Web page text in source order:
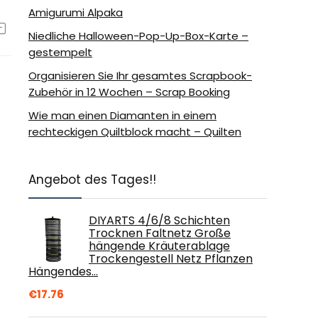
Amigurumi Alpaka
Niedliche Halloween-Pop-Up-Box-Karte –
gestempelt
Organisieren Sie Ihr gesamtes Scrapbook-
Zubehör in 12 Wochen – Scrap Booking
Wie man einen Diamanten in einem
rechteckigen Quiltblock macht – Quilten
Angebot des Tages!!
DIYARTS 4/6/8 Schichten
Trocknen Faltnetz Große
hängende Kräuterablage
Trockengestell Netz Pflanzen
Hängendes…
€17.76